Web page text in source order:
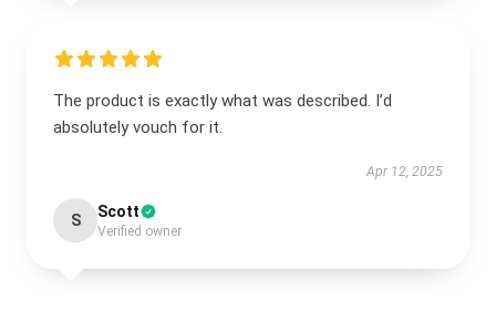
The product is exactly what was described. I’d
absolutely vouch for it.
Apr 12, 2025
S Scott
Verified owner